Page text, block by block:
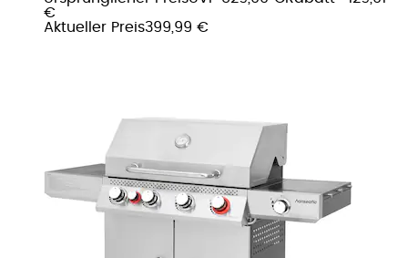
€
Aktueller Preis399,99 €